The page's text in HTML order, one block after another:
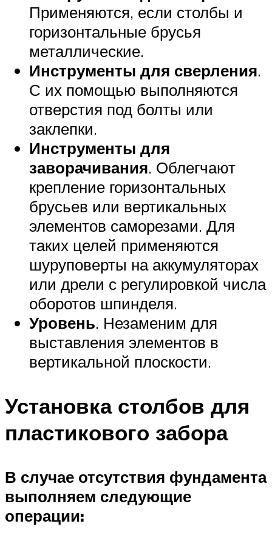
Применяются, если столбы и
горизонтальные брусья
металлические.
Инструменты для сверления.
С их помощью выполняются
отверстия под болты или
заклепки.
Инструменты для
заворачивания. Облегчают
крепление горизонтальных
брусьев или вертикальных
элементов саморезами. Для
таких целей применяются
шуруповерты на аккумуляторах
или дрели с регулировкой числа
оборотов шпинделя.
Уровень. Незаменим для
выставления элементов в
вертикальной плоскости.
Установка столбов для
пластикового забора
В случае отсутствия фундамента
выполняем следующие
операции: